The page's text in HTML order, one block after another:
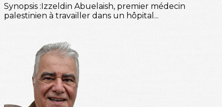
Synopsis :Izzeldin Abuelaish, premier médecin
palestinien à travailler dans un hôpital...